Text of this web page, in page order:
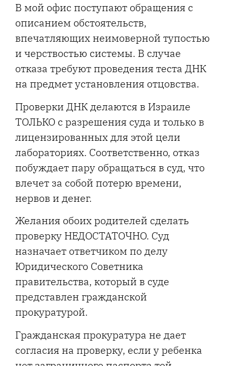
В мой офис поступают обращения с
описанием обстоятельств,
впечатляющих неимоверной тупостью
и черствостью системы. В случае
отказа требуют проведения теста ДНК
на предмет установления отцовства.
Проверки ДНК делаются в Израиле
ТОЛЬКО с разрешения суда и только в
лицензированных для этой цели
лабораториях. Соответственно, отказ
побуждает пару обращаться в суд, что
влечет за собой потерю времени,
нервов и денег.
Желания обоих родителей сделать
проверку НЕДОСТАТОЧНО. Суд
назначает ответчиком по делу
Юридического Советника
правительства, который в суде
представлен гражданской
прокуратурой.
Гражданская прокуратура не дает
согласия на проверку, если у ребенка